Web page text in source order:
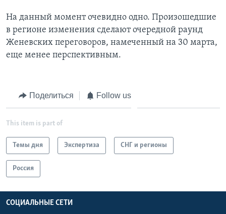
На данный момент очевидно одно. Произошедшие
в регионе изменения сделают очередной раунд
Женевских переговоров, намеченный на 30 марта,
еще менее перспективным.
Поделиться Follow us
This item is part of
Темы дня Экспертиза СНГ и регионы
Россия
СОЦИАЛЬНЫЕ СЕТИ